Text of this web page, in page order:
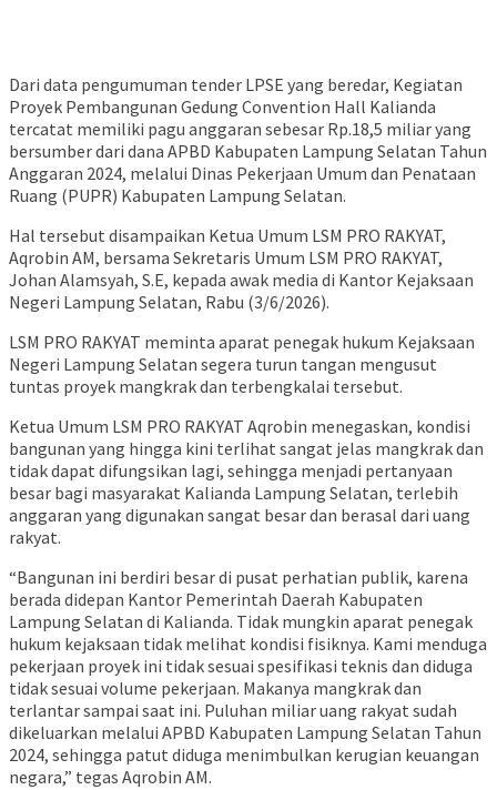
Dari data pengumuman tender LPSE yang beredar, Kegiatan
Proyek Pembangunan Gedung Convention Hall Kalianda
tercatat memiliki pagu anggaran sebesar Rp.18,5 miliar yang
bersumber dari dana APBD Kabupaten Lampung Selatan Tahun
Anggaran 2024, melalui Dinas Pekerjaan Umum dan Penataan
Ruang (PUPR) Kabupaten Lampung Selatan.
Hal tersebut disampaikan Ketua Umum LSM PRO RAKYAT,
Aqrobin AM, bersama Sekretaris Umum LSM PRO RAKYAT,
Johan Alamsyah, S.E, kepada awak media di Kantor Kejaksaan
Negeri Lampung Selatan, Rabu (3/6/2026).
LSM PRO RAKYAT meminta aparat penegak hukum Kejaksaan
Negeri Lampung Selatan segera turun tangan mengusut
tuntas proyek mangkrak dan terbengkalai tersebut.
Ketua Umum LSM PRO RAKYAT Aqrobin menegaskan, kondisi
bangunan yang hingga kini terlihat sangat jelas mangkrak dan
tidak dapat difungsikan lagi, sehingga menjadi pertanyaan
besar bagi masyarakat Kalianda Lampung Selatan, terlebih
anggaran yang digunakan sangat besar dan berasal dari uang
rakyat.
“Bangunan ini berdiri besar di pusat perhatian publik, karena
berada didepan Kantor Pemerintah Daerah Kabupaten
Lampung Selatan di Kalianda. Tidak mungkin aparat penegak
hukum kejaksaan tidak melihat kondisi fisiknya. Kami menduga
pekerjaan proyek ini tidak sesuai spesifikasi teknis dan diduga
tidak sesuai volume pekerjaan. Makanya mangkrak dan
terlantar sampai saat ini. Puluhan miliar uang rakyat sudah
dikeluarkan melalui APBD Kabupaten Lampung Selatan Tahun
2024, sehingga patut diduga menimbulkan kerugian keuangan
negara,” tegas Aqrobin AM.